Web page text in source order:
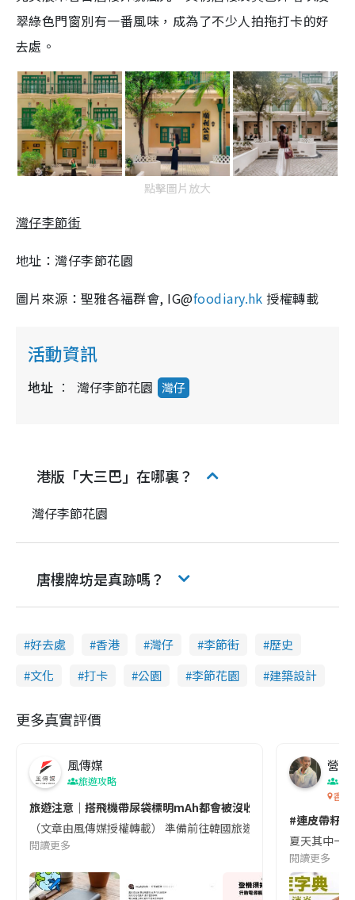
n
T
i
m
e
翠綠色門窗別有一番風味，成為了不少人拍拖打卡的好
去處。
點擊圖片放大
灣仔李節街
地址：灣仔李節花園
圖片來源：聖雅各福群會, IG@foodiary.hk 授權轉載
活動資訊
地址 灣仔李節花園 灣仔
港版「大三巴」在哪裏？
灣仔李節花園
唐樓牌坊是真跡嗎？
好去處 香港 灣仔 李節街
歷史
文化
打卡 公園 李節花園 建築設計
更多真實評價
風傳媒
旅遊攻略
旅遊注意｜搭飛機帶尿袋標明mAh都會被沒收😱出發前切記檢查
（文章由風傳媒授權轉載） 準備前往韓國旅遊的民眾，近期要
閱讀更多
營養
香港
#連皮帶籽
夏天其中一
閱讀更多